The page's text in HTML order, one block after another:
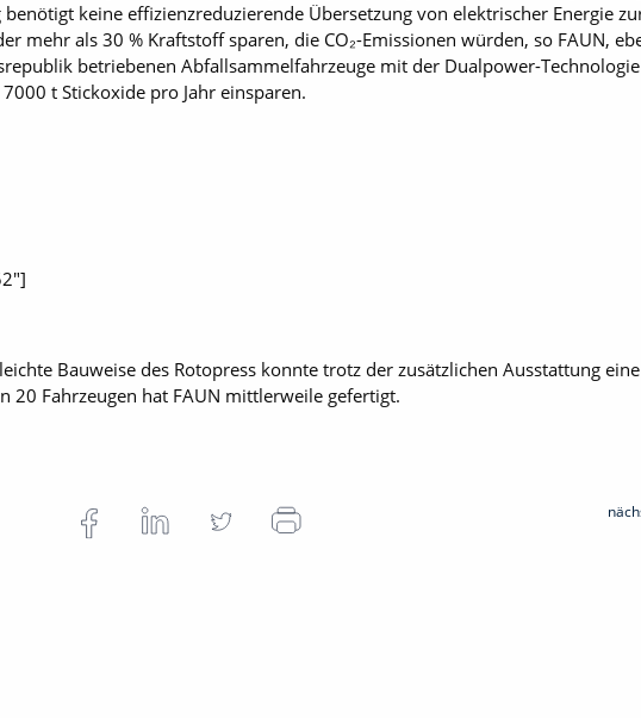
keine effizienzreduzierende Übersetzung von elektrischer Energie
mehr als 30 % Kraftstoff sparen, die CO₂-Emissionen würden, so FAUN,
betriebenen Abfallsammelfahrzeuge mit der Dualpower-
t Stickoxide pro Jahr einsparen.
Bauweise des Rotopress konnte trotz der zusätzlichen Ausstattung
20 Fahrzeugen hat FAUN mittlerweile gefertigt.